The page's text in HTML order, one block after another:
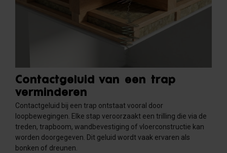
Contactgeluid van een trap
verminderen
Contactgeluid bij een trap ontstaat vooral door
loopbewegingen. Elke stap veroorzaakt een trilling die via de
treden, trapboom, wandbevestiging of vloerconstructie kan
worden doorgegeven. Dit geluid wordt vaak ervaren als
bonken of dreunen.